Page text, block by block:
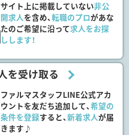
サイト上に掲載していない非公
開求人を含め、転職のプロがあな
たのご希望に沿って求人をお探
しします！
を受け取る
ファルマスタッフLINE公式アカ
ウントを友だち追加して、希望の
条件を登録すると、新着求人が届
きます♪